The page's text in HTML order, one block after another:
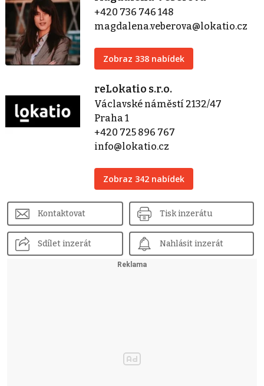
+420 736 746 148
magdalena.veberova@lokatio.cz
Zobraz 338 nabídek
reLokatio s.r.o.
Václavské náměstí 2132/47
Praha 1
+420 725 896 767
info@lokatio.cz
Zobraz 342 nabídek
Kontaktovat Tisk inzerátu
Sdílet inzerát Nahlásit inzerát